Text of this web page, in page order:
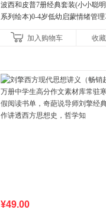
波西和皮普7册经典套装(小小聪
系列绘本)0-4岁低幼启蒙情绪管
养好品质，发现快
加入购物车 收藏
¥49.00